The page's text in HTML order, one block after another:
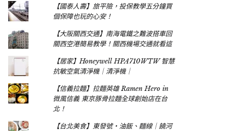
【國泰人壽】旅平險，投保教學五分鐘買
個保障也玩的心安！
【大阪關西交通】南海電鐵之難波搭車回
關西空港簡易教學！關西機場交通就看這
【居家】Honeywell HPA710WTW 智慧
抗敏空氣清淨機｜清淨機｜
【信義拉麵】拉麵英雄 Ramen Hero in
微風信義 東京豚骨拉麵全球創始店在台
北！
【台北美食】東發號‧油飯、麵線｜饒河